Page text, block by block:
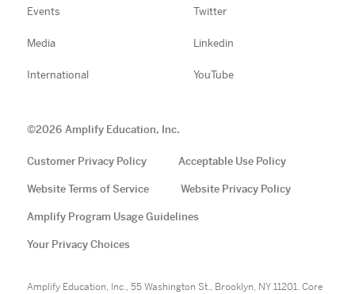
Events
Media
International
Twitter
Linkedin
YouTube
©2026 Amplify Education, Inc.
Customer Privacy Policy Acceptable Use Policy
Website Terms of Service Website Privacy Policy
Amplify Program Usage Guidelines
Your Privacy Choices
Amplify Education, Inc., 55 Washington St., Brooklyn, NY 11201. Core